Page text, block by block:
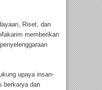
Riset, dan
memberikan
upaya insan-
berkarya dan